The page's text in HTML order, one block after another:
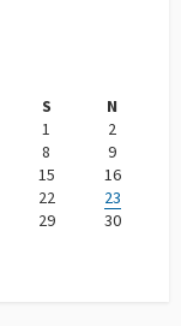
S
N
1
2
8
9
15
16
22
23
29
30